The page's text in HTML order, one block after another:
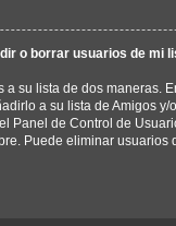
o borrar usuarios de mi
a su lista de dos maneras.
a su lista de Amigos y/
Panel de Control de
Puede eliminar usuarios